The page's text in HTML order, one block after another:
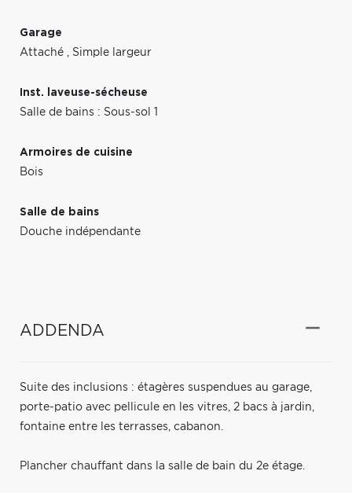
Garage
Attaché , Simple largeur
Inst. laveuse-sécheuse
Salle de bains : Sous-sol 1
Armoires de cuisine
Bois
Salle de bains
Douche indépendante
ADDENDA
Suite des inclusions : étagères suspendues au garage,
porte-patio avec pellicule en les vitres, 2 bacs à jardin,
fontaine entre les terrasses, cabanon.
Plancher chauffant dans la salle de bain du 2e étage.